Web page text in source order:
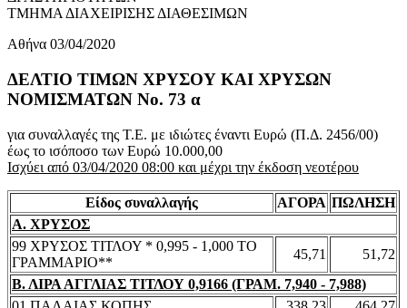
ΤΜΗΜΑ ΔΙΑΧΕΙΡΙΣΗΣ ΔΙΑΘΕΣΙΜΩΝ
Αθήνα 03/04/2020
ΔΕΛΤΙΟ ΤΙΜΩΝ ΧΡΥΣΟΥ ΚΑΙ ΧΡΥΣΩΝ
ΝΟΜΙΣΜΑΤΩΝ No. 73 α
για συναλλαγές της Τ.Ε. με ιδιώτες έναντι Ευρώ (Π.Δ. 2456/00)
έως το ισόποσο των Ευρώ 10.000,00
Ισχύει από 03/04/2020 08:00 και μέχρι την έκδοση νεοτέρου
Είδος συναλλαγής ΑΓΟΡΑ ΠΩΛΗΣΗ
Α. ΧΡΥΣΟΣ
99 ΧΡΥΣΟΣ ΤΙΤΛΟΥ * 0,995 - 1,000 ΤΟ
ΓΡΑΜΜΑΡΙΟ**
45,71
51,72
Β. ΛΙΡΑ ΑΓΓΛΙΑΣ ΤΙΤΛΟΥ 0,9166 (ΓΡΑΜ. 7,940 - 7,988)